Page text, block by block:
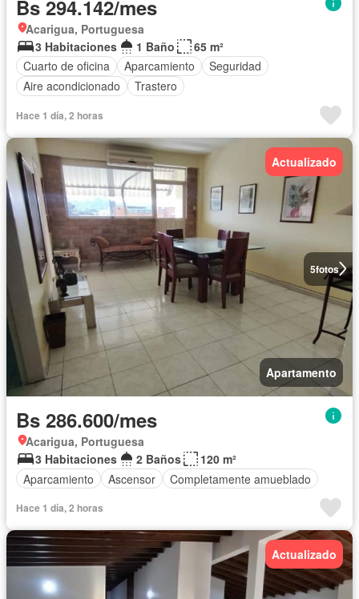
Bs 294.142/mes
Acarigua, Portuguesa
3 Habitaciones
1 Baño
65 m²
Cuarto de oficina
Aparcamiento
Seguridad
Aire acondicionado
Trastero
Hace 1 día, 2 horas
5fotos
Actualizado
Apartamento
Bs 286.600/mes
Acarigua, Portuguesa
3 Habitaciones
2 Baños
120 m²
Aparcamiento
Ascensor Completamente amueblado
Hace 1 día, 2 horas
Actualizado